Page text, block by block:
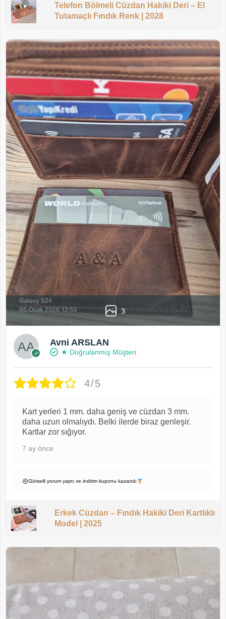
Telefon Bölmeli Cüzdan Hakiki Deri – El
Tutamaçlı Fındık Renk | 2028
3
Avni ARSLAN
★ Doğrulanmış Müşteri
4/5
Kart yerleri 1 mm. daha geniş ve cüzdan 3 mm.
daha uzun olmalıydı. Belki ilerde biraz genleşir.
Kartlar zor sığıyor.
7 ay önce
Görselli yorum yaptı ve indirim kuponu kazandı
Erkek Cüzdan – Fındık Hakiki Deri Kartlıklı
Model | 2025